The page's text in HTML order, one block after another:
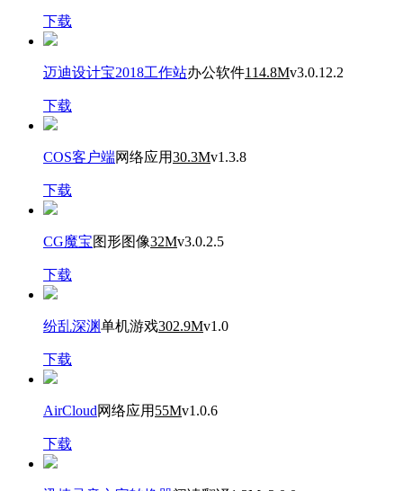
下载
迈迪设计宝2018工作站办公软件114.8Mv3.0.12.2
下载
COS客户端网络应用30.3Mv1.3.8
下载
CG魔宝图形图像32Mv3.0.2.5
下载
纷乱深渊单机游戏302.9Mv1.0
下载
AirCloud网络应用 55Mv1.0.6
下载